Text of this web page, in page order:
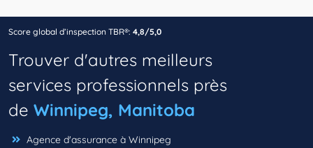
Score global d’inspection TBR®: 4,8/5,0
Trouver d'autres meilleurs
services professionnels près
de Winnipeg, Manitoba
Agence d'assurance à Winnipeg